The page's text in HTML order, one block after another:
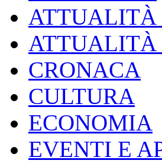
ATTUALITÀ
CRONACA
CULTURA
ECONOMIA
EVENTI E